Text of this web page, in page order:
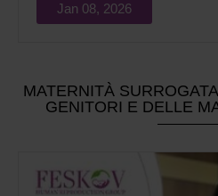
Jan 08, 2026
MATERNITÀ
GENITORI E DELLE